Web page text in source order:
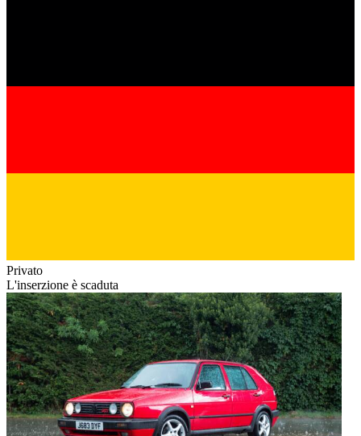
Privato
L'inserzione è scaduta